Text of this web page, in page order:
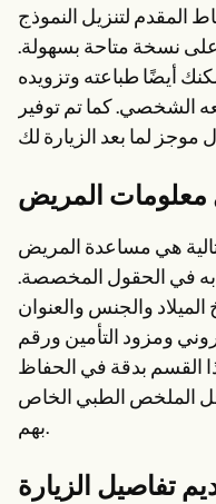
المقدم لتنزيل النموذج
نسخة متاحة بسهولة.
أيضًا طباعته وتزويده
الشخصي. كما تم توفير
هي مساعدة المريض
به في الحقول المخصصة.
والجنس والعنوان
ومزود التأمين ورقم
القسم بدقة في الحفاظ
الملخص الطبي الخاص
بهم.